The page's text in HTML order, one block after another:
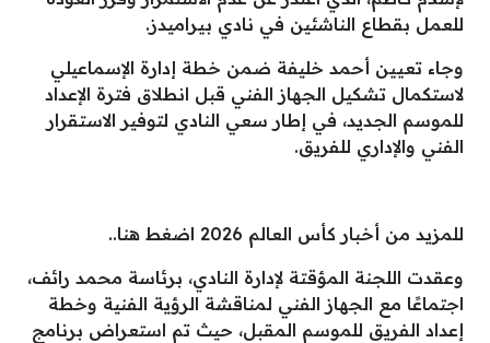
للعمل بقطاع الناشئين في نادي بيراميدز.
وجاء تعيين أحمد خليفة ضمن خطة إدارة الإسماعيلي
لاستكمال تشكيل الجهاز الفني قبل انطلاق فترة الإعداد
للموسم الجديد، في إطار سعي النادي لتوفير الاستقرار
الفني والإداري للفريق.
للمزيد من أخبار كأس العالم 2026 اضغط هنا..
وعقدت اللجنة المؤقتة لإدارة النادي، برئاسة محمد رائف،
اجتماعًا مع الجهاز الفني لمناقشة الرؤية الفنية وخطة
إعداد الفريق للموسم المقبل، حيث تم استعراض برنامج